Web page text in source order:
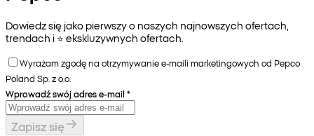
Dowiedz się jako pierwszy o naszych najnowszych ofertach,
trendach i ⭐️ ekskluzywnych ofertach.
Wyrażam zgodę na otrzymywanie e-maili marketingowych od Pepco
Poland Sp. z o.o.
Wprowadź swój adres e-mail *
Zapisz się